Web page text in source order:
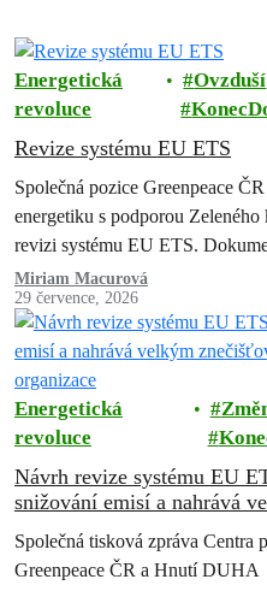
Energetická
revoluce
Ovzduší
Revize systému EU ETS
Společná pozice Greenpeace
energetiku s podporou
revizi systému EU ETS.
zachovat a posílit systém…
Miriam Macurová
29 července, 2026
Energetická
revoluce
Návrh revize systému EU
snižování emisí a nahrává
ekologické organizace
Společná tisková zpráva Centra
Greenpeace ČR a Hnutí DUHA